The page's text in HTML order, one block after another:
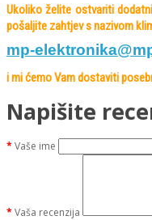
Ukoliko želite ostvariti
pošaljite zahtjev s nazivom
mp-
i mi ćemo Vam dostaviti
Napišite
Vaše ime
Vaša recenzija